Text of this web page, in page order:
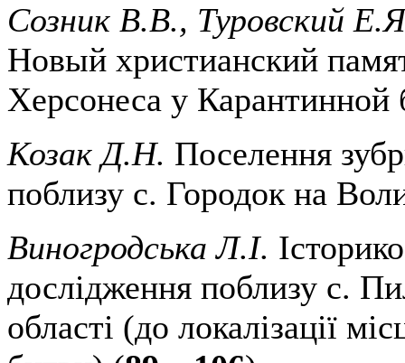
Созник В.В., Туровский
Новый христианский
Херсонеса у Карантинной
Козак Д.Н. Поселення
поблизу с. Городок на
Виногродська Л.І.
дослідження поблизу с.
області (до локалізації